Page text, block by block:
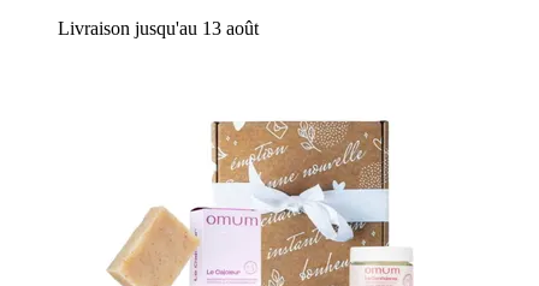
Livraison jusqu'au 13 août